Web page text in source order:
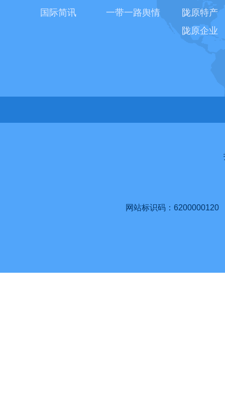
国际简讯
一带一路舆情
陇原特产
陇原企业
网站标识码：6200000120